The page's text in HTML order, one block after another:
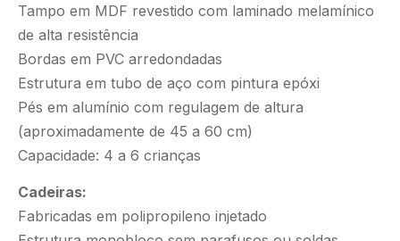
Tampo em MDF revestido com laminado melamínico
de alta resistência
Bordas em PVC arredondadas
Estrutura em tubo de aço com pintura epóxi
Pés em alumínio com regulagem de altura
(aproximadamente de 45 a 60 cm)
Capacidade: 4 a 6 crianças
Cadeiras:
Fabricadas em polipropileno injetado